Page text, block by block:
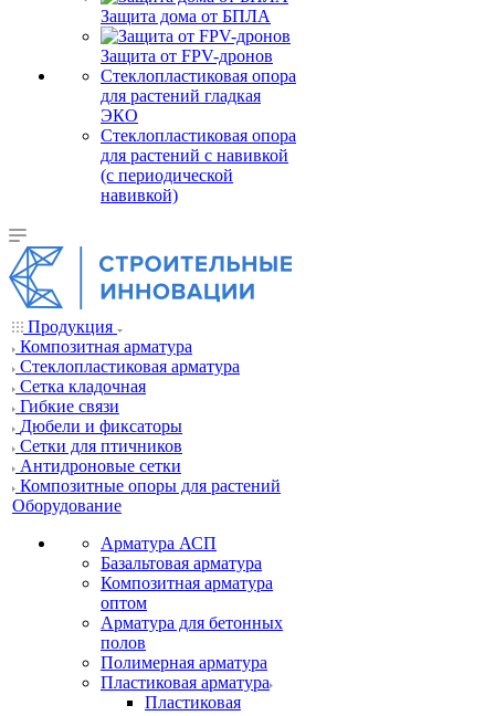
Защита дома от БПЛА
Защита от FPV-дронов
Стеклопластиковая опора
для растений гладкая
ЭКО
Стеклопластиковая опора
для растений с навивкой
(с периодической
навивкой)
Продукция
Композитная арматура
Cтеклопластиковая арматура
Сетка кладочная
Гибкие связи
Дюбели и фиксаторы
Сетки для птичников
Антидроновые сетки
Композитные опоры для растений
Оборудование
Арматура АСП
Базальтовая арматура
Композитная арматура
оптом
Арматура для бетонных
полов
Полимерная арматура
Пластиковая арматура
Пластиковая